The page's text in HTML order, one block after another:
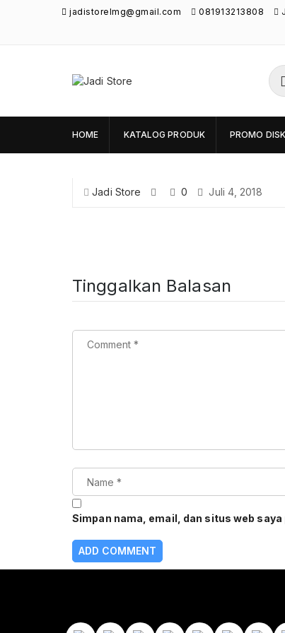
jadistorelmg@gmail.com 081913213808
Unik di Lamongan
HOME KATALOG PRODUK PROMO
Jadi Store 0 Juli 4, 2018
Tinggalkan Balasan
Simpan nama, email, dan situs web